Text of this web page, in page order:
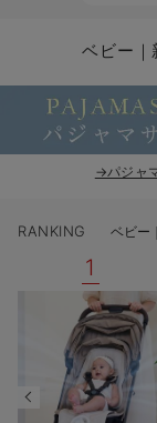
ベビー ブルマ
ベビー スカート
ベビー アウター
ベビー セットアップ
スタイ・よだれかけ
ベビー帽子（新生児
ベビー 雑貨 小物
ベビー安全グッズ
メモリアルグッズ
授乳・調乳・お食事
赤ちゃん 洗剤・洗濯用
ベビーの動物なりきり
ベビー 夏のお役立ち
袴ロンパース特集
【アウトレット】パジ
【アウトレット】イン
コットン素材
Tシャツブラ
ブラトップ
親子セット
快適機能ウェア特集
ベビー
→パジャ
RANKING ベビー
1